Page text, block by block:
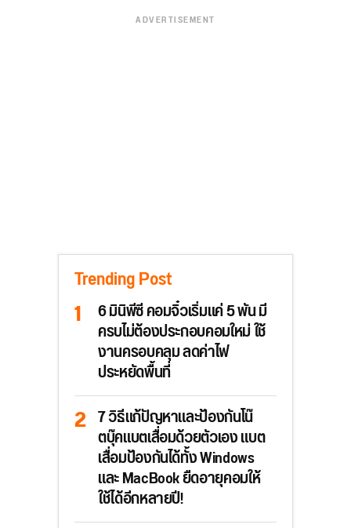
ADVERTISEMENT
Trending Post
6 มินิพีซี คอมจิ๋วเริ่มแค่ 5 พัน มี
ครบไม่ต้องประกอบคอมใหม่ ใช้
งานครอบคลุม ลดค่าไฟ
ประหยัดพื้นที่
7 วิธีแก้ปัญหาและป้องกันโน๊
ตบุ๊คแบตเสื่อมด้วยตัวเอง แบต
เสื่อมป้องกันได้ทั้ง Windows
และ MacBook ยืดอายุคอมให้
ใช้ได้อีกหลายปี!